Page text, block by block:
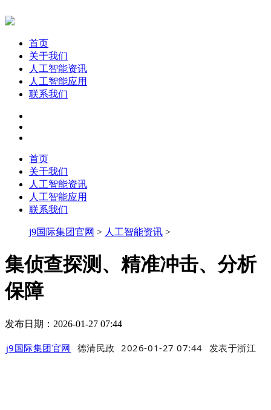
首页
关于我们
人工智能资讯
人工智能应用
联系我们
首页
关于我们
人工智能资讯
人工智能应用
联系我们
j9国际集团官网 > 人工智能资讯 >
集侦查探测、精准冲击、分析
保障
发布日期：2026-01-27 07:44
j9国际集团官网 德清民政 2026-01-27 07:44 发表于浙江